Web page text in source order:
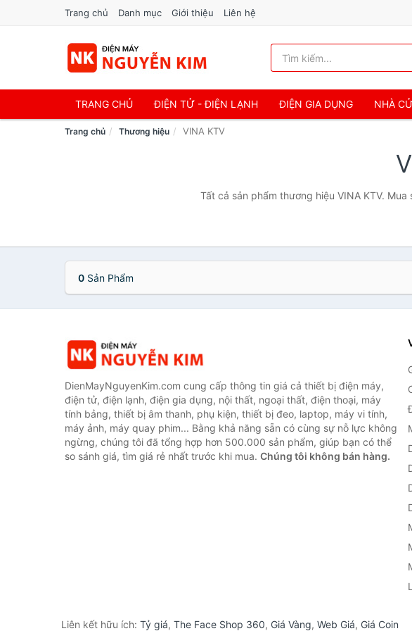
Trang chủ Danh mục Giới thiệu Liên hệ
TRANG CHỦ ĐIỆN TỬ - ĐIỆN LẠNH ĐIỆN GIA DỤNG NHÀ
Trang chủ Thương hiệu VINA KTV
Tất cả sản phẩm thương hiệu VINA KTV.
0 Sản Phẩm
DienMayNguyenKim.com cung cấp thông tin giá cả thiết bị điện máy,
điện tử, điện lạnh, điện gia dụng, nội thất, ngoại thất, điện thoại, máy
tính bảng, thiết bị âm thanh, phụ kiện, thiết bị đeo, laptop, máy vi tính,
máy ảnh, máy quay phim... Bằng khả năng sẵn có cùng sự nỗ lực không
ngừng, chúng tôi đã tổng hợp hơn 500.000 sản phẩm, giúp bạn có thể
so sánh giá, tìm giá rẻ nhất trước khi mua. Chúng tôi không bán hàng.
Liên kết hữu ích: Tỷ giá, The Face Shop 360, Giá Vàng, Web Giá, Giá Coin